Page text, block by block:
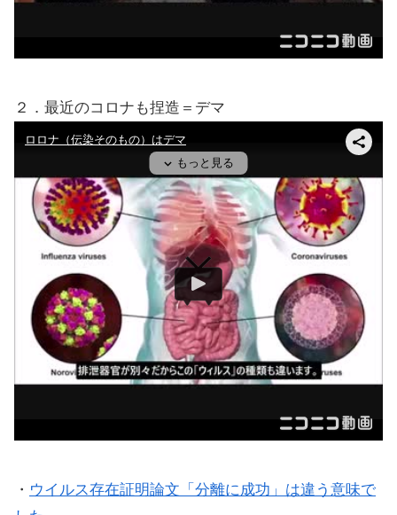
２．最近のコロナも捏造＝デマ
・ ウイルス存在証明論文「分離に成功」は違う意味で